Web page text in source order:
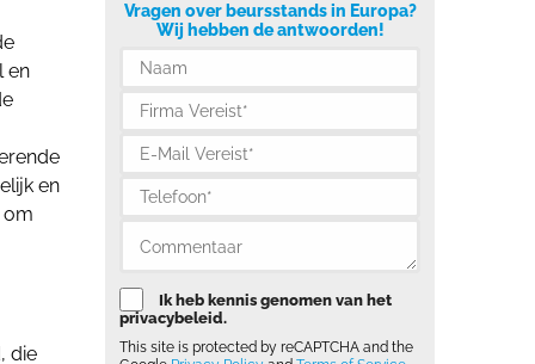
en
en
om
die
Vragen over beursstands in Europa?
Wij hebben de antwoorden!
Ik heb kennis genomen van het
privacybeleid.
This site is protected by reCAPTCHA and the